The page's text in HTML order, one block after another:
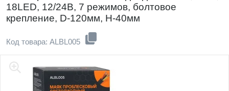
18LED, 12/24В, 7 режимов, болтовое
крепление, D-120мм, H-40мм
Код товара: ALBL005